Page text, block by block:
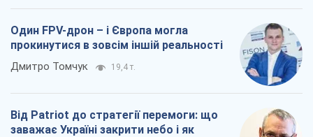
Один FPV-дрон – і Європа могла
прокинутися в зовсім іншій реальності
Дмитро Томчук 19,4 т.
Від Patriot до стратегії перемоги: що
заважає Україні закрити небо і як